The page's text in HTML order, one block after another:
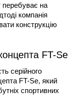
перебуває на
компанія
конструкцію
FT-Se
серійного
FT-Se, який
спортивних